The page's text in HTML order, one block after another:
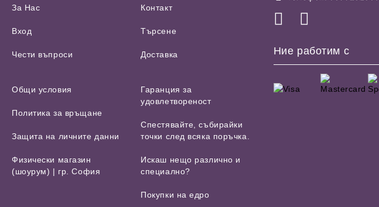
За Нас
Вход
Чести въпроси
Контакт
Търсене
Доставка
Общи условия
Политика за връщане
Защита на личните данни
Физически магазин
(шоурум) | гр. София
Гаранция за
удовлетвореност
Спестявайте, събирайки
точки след всяка поръчка.
Искаш нещо различно и
специално?
Покупки на едро
Ние работим с